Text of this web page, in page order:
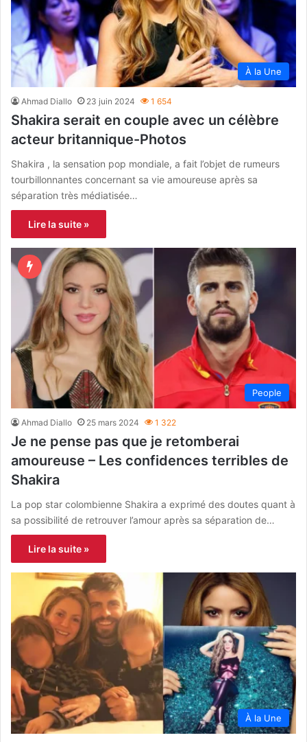
À la Une
Ahmad Diallo 23 juin 2024 1 654
Shakira serait en couple avec un célèbre
acteur britannique-Photos
Shakira , la sensation pop mondiale, a fait l’objet de rumeurs
tourbillonnantes concernant sa vie amoureuse après sa
séparation très médiatisée…
Lire la suite »
People
Ahmad Diallo 25 mars 2024 1 322
Je ne pense pas que je retomberai
amoureuse – Les confidences terribles de
Shakira
La pop star colombienne Shakira a exprimé des doutes quant à
sa possibilité de retrouver l’amour après sa séparation de…
Lire la suite »
À la Une